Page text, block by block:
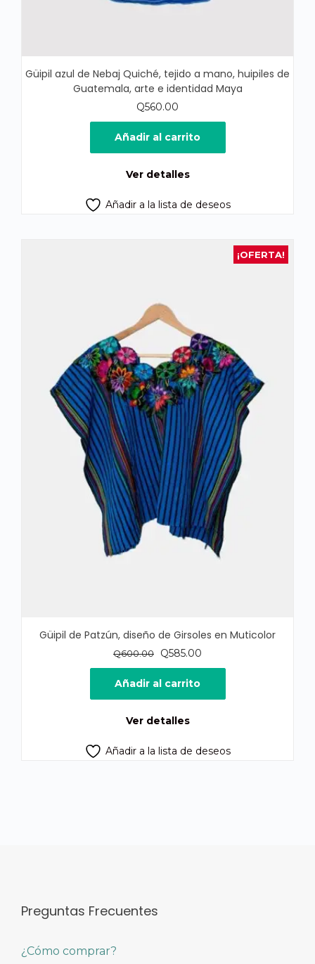
Güipil azul de Nebaj Quiché, tejido a mano, huipiles de
Guatemala, arte e identidad Maya
Q560.00
Añadir al carrito
Ver detalles
Añadir a la lista de deseos
¡OFERTA!
Güipil de Patzún, diseño de Girsoles en Muticolor
Q600.00
El
precio
original
era:
Q585.00
precio
es:
Añadir al carrito
Ver detalles
Añadir a la lista de deseos
Preguntas Frecuentes
¿Cómo comprar?